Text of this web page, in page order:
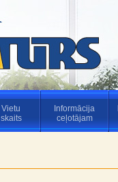
Vietu
skaits
Informācija
ceļotājam